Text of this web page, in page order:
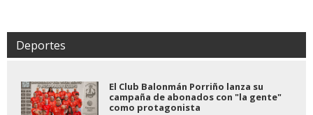
Deportes
El Club Balonmán Porriño lanza su
campaña de abonados con "la gente"
como protagonista